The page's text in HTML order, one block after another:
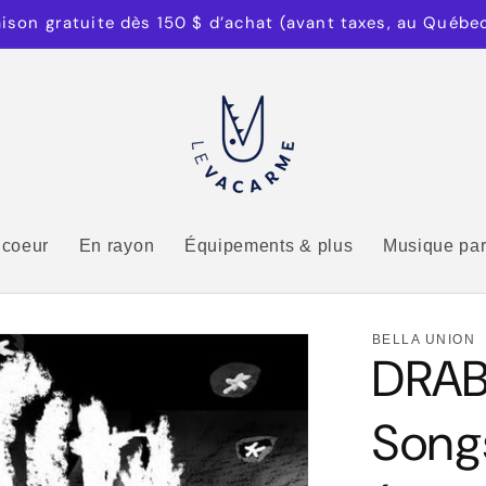
gratuite dès 150 $ d’achat (avant taxes, au
En rayon Équipements & plus Musique
BELLA UNION